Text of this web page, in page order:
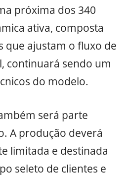
próxima dos 340
ativa, composta
que ajustam o fluxo de
continuará sendo um
do modelo.
será parte
A produção deverá
limitada e destinada
seleto de clientes e